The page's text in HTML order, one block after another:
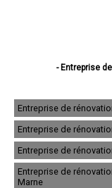
- Entreprise
- Entreprise de
- Entreprise de
- Entreprise de
- Entreprise de
- Entreprise de
- Entreprise
Entreprise de
Entreprise de
Entreprise de
Entreprise de
Marne